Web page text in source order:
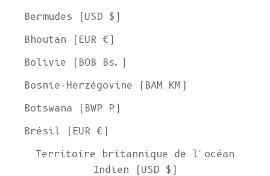
Bermudes (USD $)
Bhoutan (EUR €)
Bolivie (BOB Bs.)
Bosnie-Herzégovine (BAM КМ)
Botswana (BWP P)
Brésil (EUR €)
Territoire britannique de l'océan
Indien (USD $)